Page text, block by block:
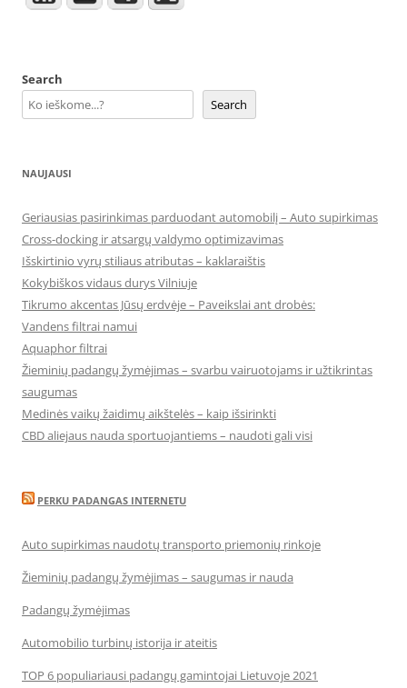
Search
Search
NAUJAUSI
Geriausias pasirinkimas parduodant automobilį – Auto supirkimas
Cross-docking ir atsargų valdymo optimizavimas
Išskirtinio vyrų stiliaus atributas – kaklaraištis
Kokybiškos vidaus durys Vilniuje
Tikrumo akcentas Jūsų erdvėje – Paveikslai ant drobės:
Vandens filtrai namui
Aquaphor filtrai
Žieminių padangų žymėjimas – svarbu vairuotojams ir užtikrintas
saugumas
Medinės vaikų žaidimų aikštelės – kaip išsirinkti
CBD aliejaus nauda sportuojantiems – naudoti gali visi
PERKU PADANGAS INTERNETU
Auto supirkimas naudotų transporto priemonių rinkoje
Žieminių padangų žymėjimas – saugumas ir nauda
Padangų žymėjimas
Automobilio turbinų istorija ir ateitis
TOP 6 populiariausi padangų gamintojai Lietuvoje 2021